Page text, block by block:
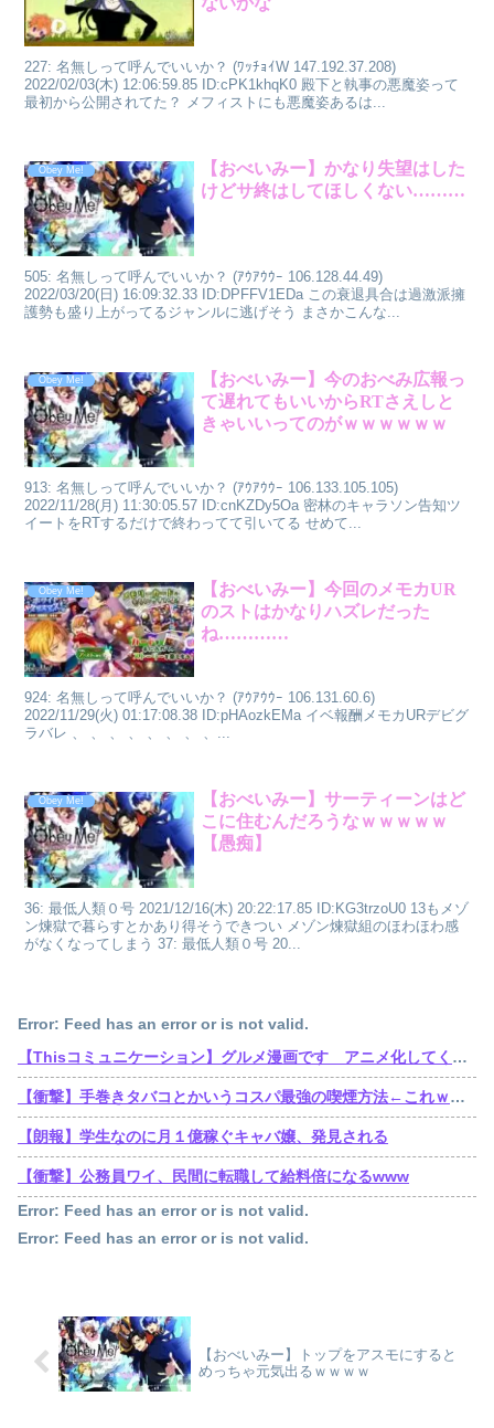
227: 名無しって呼んでいいか？ (ﾜｯﾁｮｲW 147.192.37.208)
2022/02/03(木) 12:06:59.85 ID:cPK1khqK0 殿下と執事の悪魔姿って
最初から公開されてた？ メフィストにも悪魔姿あるは...
Obey Me!
【おべいみー】かなり失望はした
けどサ終はしてほしくない………
505: 名無しって呼んでいいか？ (ｱｳｱｳｳｰ 106.128.44.49)
2022/03/20(日) 16:09:32.33 ID:DPFFV1EDa この衰退具合は過激派擁
護勢も盛り上がってるジャンルに逃げそう まさかこんな...
Obey Me!
【おべいみー】今のおべみ広報っ
て遅れてもいいからRTさえしと
きゃいいってのがｗｗｗｗｗｗ
913: 名無しって呼んでいいか？ (ｱｳｱｳｳｰ 106.133.105.105)
2022/11/28(月) 11:30:05.57 ID:cnKZDy5Oa 密林のキャラソン告知ツ
イートをRTするだけで終わってて引いてる せめて...
Obey Me!
【おべいみー】今回のメモカUR
のストはかなりハズレだった
ね…………
924: 名無しって呼んでいいか？ (ｱｳｱｳｳｰ 106.131.60.6)
2022/11/29(火) 01:17:08.38 ID:pHAozkEMa イベ報酬メモカURデビグ
ラバレ 、 、 、 、 、 、 、 、...
Obey Me!
【おべいみー】サーティーンはど
こに住むんだろうなｗｗｗｗｗ
【愚痴】
36: 最低人類０号 2021/12/16(木) 20:22:17.85 ID:KG3trzoU0 13もメゾ
ン煉獄で暮らすとかあり得そうできつい メゾン煉獄組のほわほわ感
がなくなってしまう 37: 最低人類０号 20...
Error: Feed has an error or is not valid.
【Thisコミュニケーション】グルメ漫画です アニメ化してください
【衝撃】手巻きタバコとかいうコスパ最強の喫煙方法←これｗｗｗｗｗ
【朗報】学生なのに月１億稼ぐキャバ嬢、発見される
【衝撃】公務員ワイ、民間に転職して給料倍になるwww
Error: Feed has an error or is not valid.
Error: Feed has an error or is not valid.
【おべいみー】トップをアスモにすると
めっちゃ元気出るｗｗｗｗ